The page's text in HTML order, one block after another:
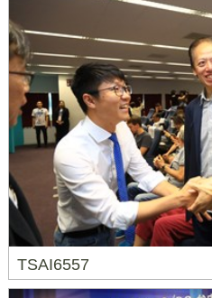
TSAI6557